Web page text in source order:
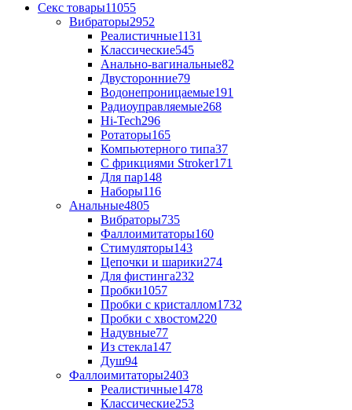
Секс товары11055
Вибраторы2952
Реалистичные1131
Классические545
Анально-вагинальные82
Двусторонние79
Водонепроницаемые191
Радиоуправляемые268
Hi-Tech296
Ротаторы165
Компьютерного типа37
С фрикциями Stroker171
Для пар148
Наборы116
Анальные4805
Вибраторы735
Фаллоимитаторы160
Стимуляторы143
Цепочки и шарики274
Для фистинга232
Пробки1057
Пробки с кристаллом1732
Пробки с хвостом220
Надувные77
Из стекла147
Душ94
Фаллоимитаторы2403
Реалистичные1478
Классические253